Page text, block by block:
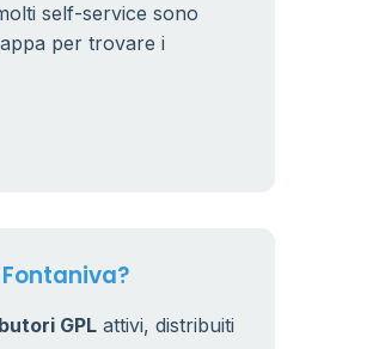
self-service sono
per trovare i
GPL attivi, distribuiti